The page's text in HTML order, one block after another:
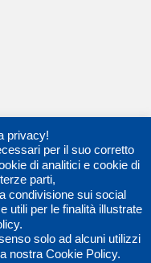
· O.M.C.F
IT02264080165 – By
privacy!
per il suo corretto
di analitici e cookie di
parti,
condivisione sui social
utili per le finalità illustrate
solo ad alcuni utilizzi
nostra Cookie Policy.